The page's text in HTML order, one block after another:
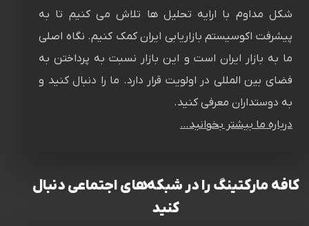
شکل مداوم با ارایه تحلیل ها تلاش می کنیم تا به
پیشرفت اکوسیستم بازاریابی ایران کمک کنیم. نگاه اصلی
ما به بازار ایران است و این بازار نسبت به پرداختن به
فضای بین المللی در اولویت قرار دارد. ما را دنبال کنید و
به دوستداران معرفی کنید.
درباره ما بیشتر بخوانید…
کافه مارکتینگ را در شبکه‌های اجتماعی دنبال
کنید